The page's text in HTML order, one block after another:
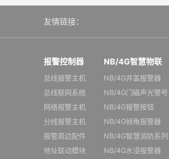
友情链接：
报警控制器
总线报警主机
总线联网系统
网络报警主机
分线报警主机
报警周边配件
地址联动模块
NB/4G智慧物联
NB/4G井盖报警器
NB/4G门磁声光警号
NB/4G报警按钮
NB/4G倾角报警器
NB/4G智慧消防系列
NB/4G水浸报警器